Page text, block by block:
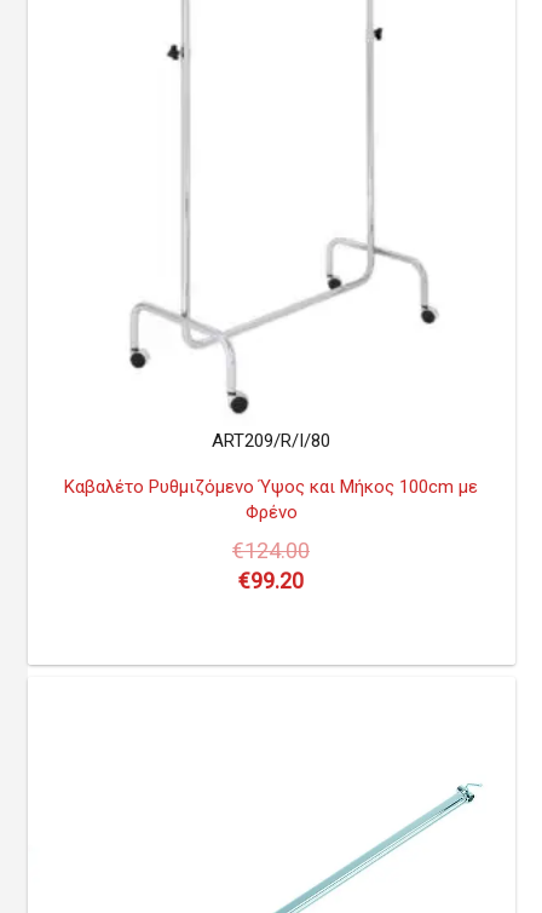
ART209/R/I/80
Καβαλέτο Ρυθμιζόμενο Ύψος και Μήκος 100cm με
Φρένο
€124.00
€99.20